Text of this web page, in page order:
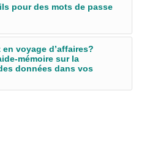
pour des mots de passe
en voyage d’affaires?
mémoire sur la
données dans vos